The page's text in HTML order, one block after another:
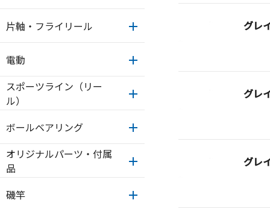
片軸・フライリール
電動
スポーツライン（リー
ル）
ボールベアリング
オリジナルパーツ・付属
品
磯竿
グレ
グレ
グレ